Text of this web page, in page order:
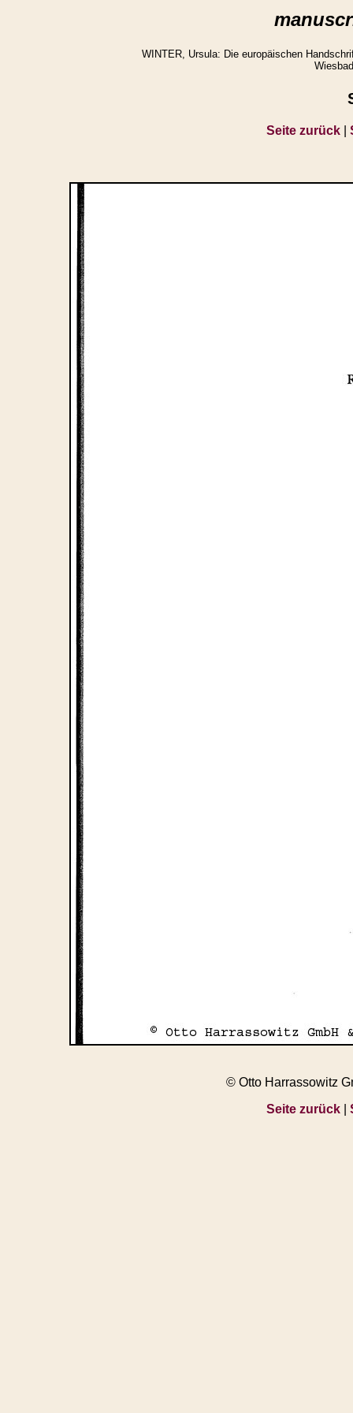
WINTER, Ursula: Die europäischen
Seite zurück|
© Otto Harrassowitz
Seite zurück|